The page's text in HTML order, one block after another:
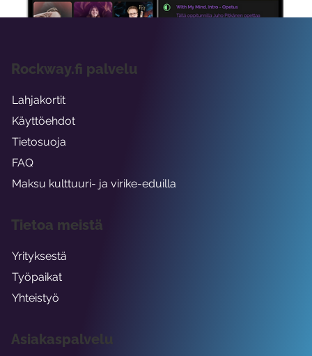
Asiakaspalvelu
Rockway.fi palvelu
Lahjakortit
Käyttöehdot
Tietosuoja
FAQ
Maksu kulttuuri- ja virike-eduilla
Tietoa meistä
Yrityksestä
Työpaikat
Yhteistyö